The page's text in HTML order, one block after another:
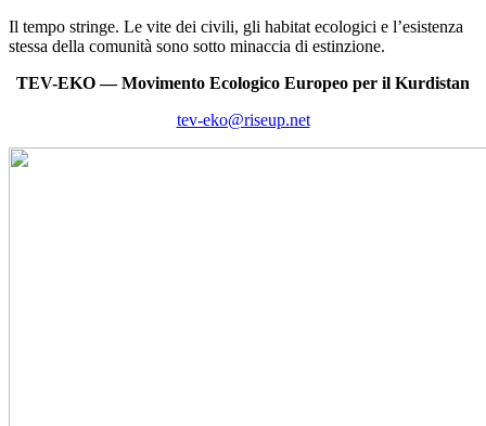
Il tempo stringe. Le vite dei civili, gli habitat ecologici e l’esistenza
stessa della comunità sono sotto minaccia di estinzione.
TEV-EKO — Movimento Ecologico Europeo per il Kurdistan
tev-eko@riseup.net